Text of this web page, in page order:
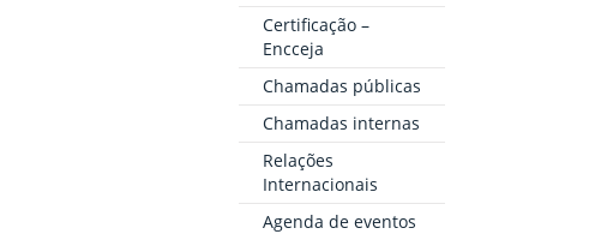
Certificação –
Encceja
Chamadas públicas
Chamadas internas
Relações
Internacionais
Agenda de eventos